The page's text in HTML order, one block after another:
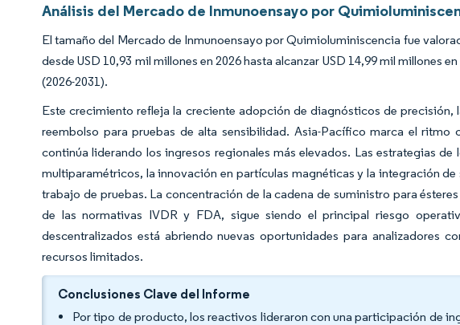
Análisis del Mercado de Inmunoensayo por
El tamaño del Mercado de Inmunoensayo por Quimioluminiscencia fue
desde USD 10,93 mil millones en 2026 hasta alcanzar USD 14,99 mil millones
(2026-2031).
Este crecimiento refleja la creciente adopción de diagnósticos de
reembolso para pruebas de alta sensibilidad. Asia-Pacífico marca el
continúa liderando los ingresos regionales más elevados. Las estrategias
multiparamétricos, la innovación en partículas magnéticas y la integración
trabajo de pruebas. La concentración de la cadena de suministro para
de las normativas IVDR y FDA, sigue siendo el principal riesgo
descentralizados está abriendo nuevas oportunidades para analizadores
recursos limitados.
Conclusiones Clave del Informe
Por tipo de producto, los reactivos lideraron con una participación de